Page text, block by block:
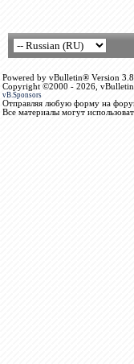
Powered by vBulletin® Version
Copyright ©2000 - 2026,
vB.Sponsors
Отправляя любую форму на
Все материалы могут